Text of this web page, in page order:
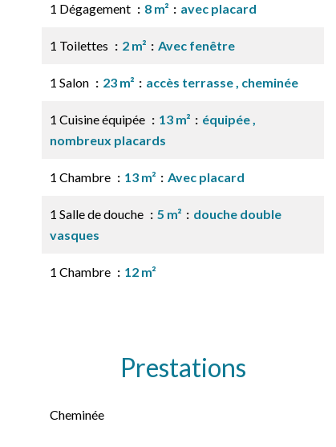
1 Dégagement 8 m² avec placard
1 Toilettes 2 m² Avec fenêtre
1 Salon 23 m² accès terrasse , cheminée
1 Cuisine équipée 13 m²
équipée ,
nombreux placards
1 Chambre 13 m² Avec placard
1 Salle de douche 5 m²
douche double
vasques
1 Chambre 12 m²
Prestations
Cheminée